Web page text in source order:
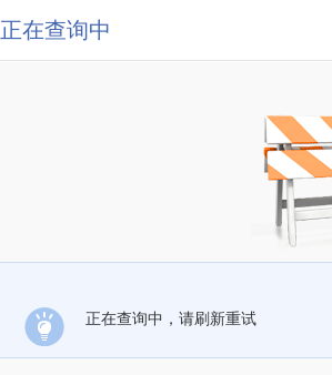
正在查询中
正在查询中，请刷新重试